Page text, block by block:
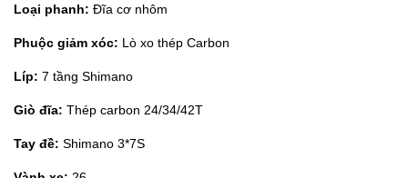
Loại phanh: Đĩa cơ nhôm
Phuộc giảm xóc: Lò xo thép Carbon
Líp: 7 tầng Shimano
Giò đĩa: Thép carbon 24/34/42T
Tay đề: Shimano 3*7S